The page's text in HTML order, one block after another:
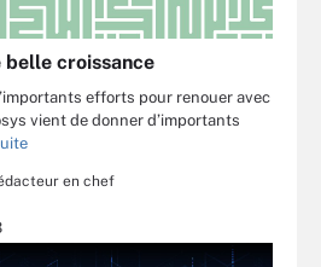
croissance
efforts pour renouer avec
vient de donner d’importants
en chef